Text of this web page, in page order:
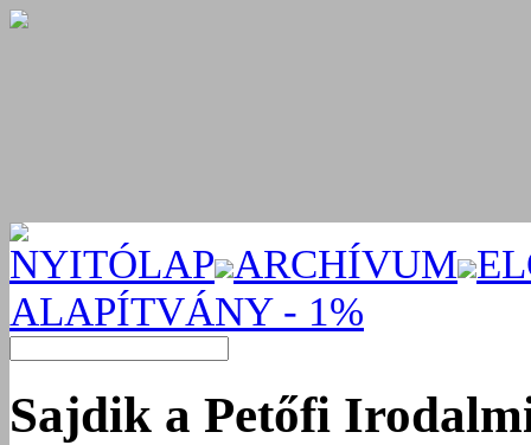
NYITÓLAP ARCHÍVUM
ALAPÍTVÁNY - 1%
Sajdik a Petőfi